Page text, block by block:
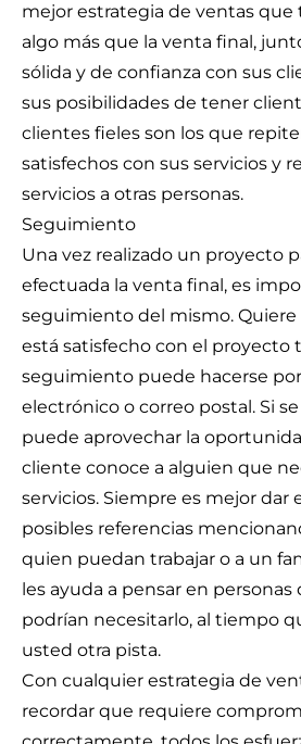
mejor estrategia de ventas
algo más que la venta final,
sólida y de confianza con sus
sus posibilidades de tener
clientes fieles son los que
satisfechos con sus servicios y
servicios a otras personas.
Seguimiento
Una vez realizado un proyecto
efectuada la venta final, es
seguimiento del mismo. Quiere
está satisfecho con el proyecto
seguimiento puede hacerse
electrónico o correo postal. Si
puede aprovechar la
cliente conoce a alguien que
servicios. Siempre es mejor dar
posibles referencias
quien puedan trabajar o a un
les ayuda a pensar en
podrían necesitarlo, al tiempo
usted otra pista.
Con cualquier estrategia de
recordar que requiere